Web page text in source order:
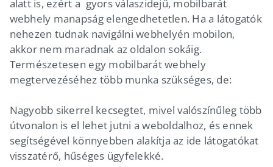
alatt is, ezért a gyors válaszidejű, mobilbarát
webhely manapság elengedhetetlen. Ha a látogatók
nehezen tudnak navigálni webhelyén mobilon,
akkor nem maradnak az oldalon sokáig.
Természetesen egy mobilbarát webhely
megtervezéséhez több munka szükséges, de:
Nagyobb sikerrel kecsegtet, mivel valószínűleg több
útvonalon is el lehet jutni a weboldalhoz, és ennek
segítségével könnyebben alakítja az ide látogatókat
visszatérő, hűséges ügyfelekké.